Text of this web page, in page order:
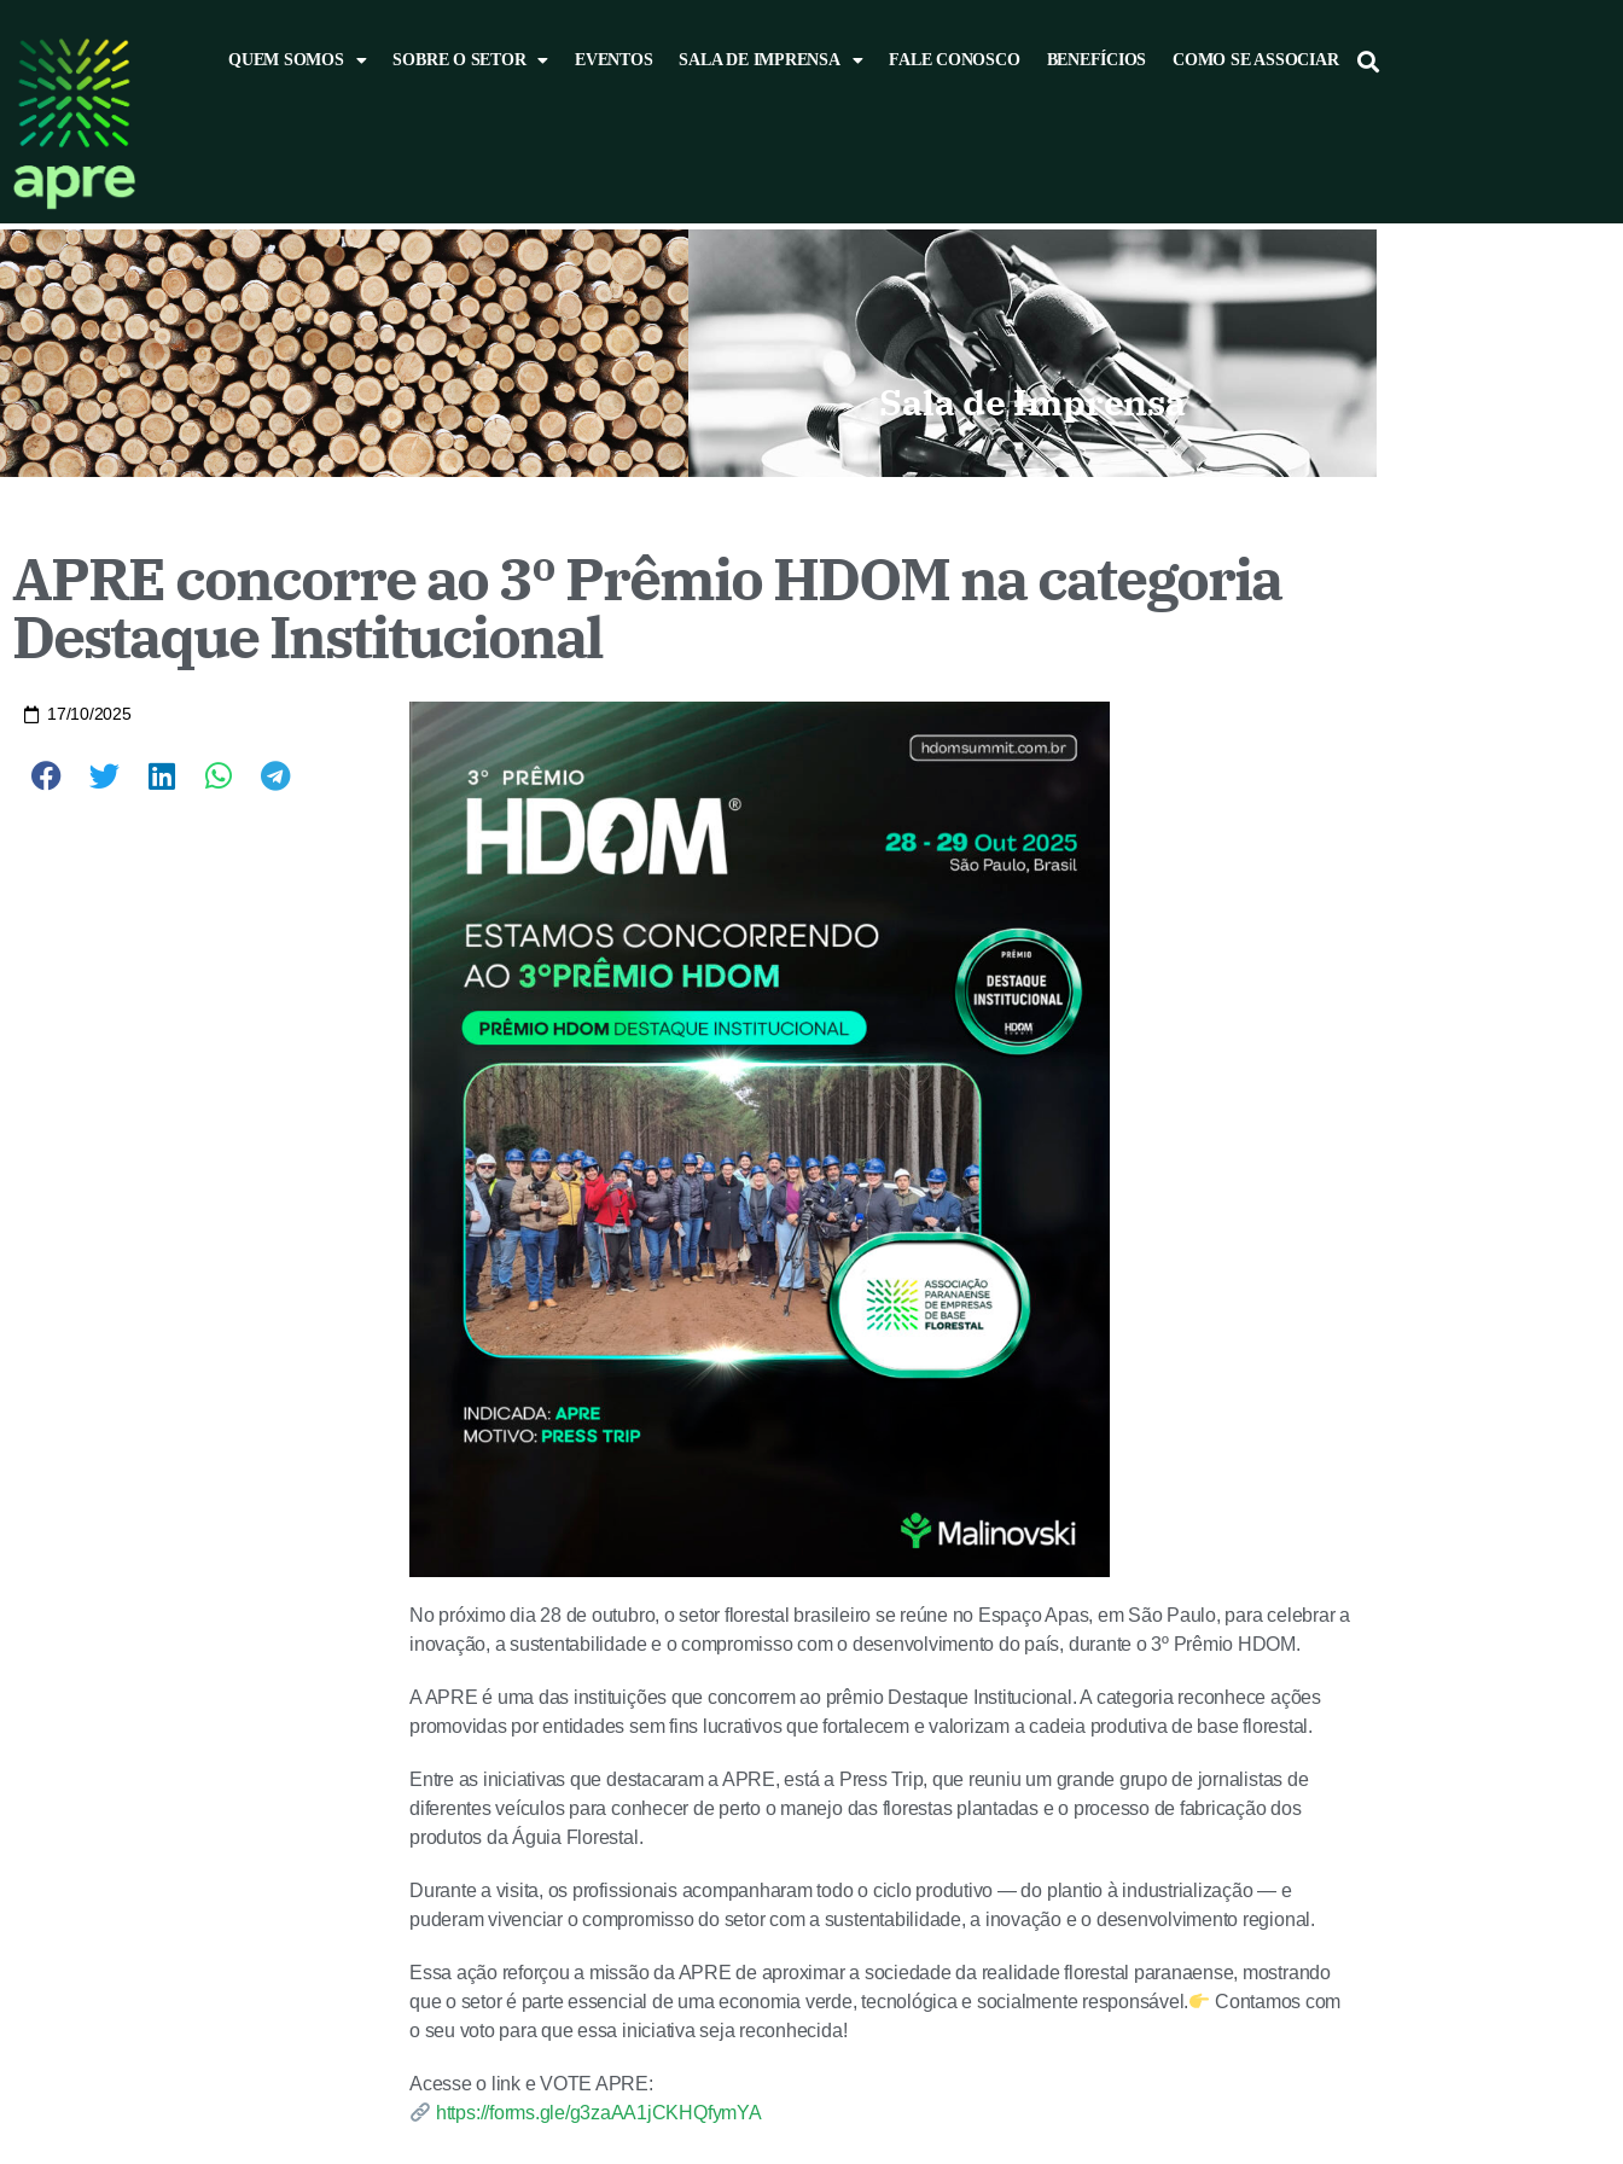
QUEM SOMOS SOBRE O SETOR EVENTOS SALA DE IMPRENSA FALE CONOSCO BENEFÍCIOS COMO SE ASSOCIAR
Sala de Imprensa
APRE concorre ao 3º Prêmio HDOM na categoria
Destaque Institucional
17/10/2025
No próximo dia 28 de outubro, o setor florestal brasileiro se reúne no Espaço Apas, em São Paulo, para celebrar a
inovação, a sustentabilidade e o compromisso com o desenvolvimento do país, durante o 3º Prêmio HDOM.
A APRE é uma das instituições que concorrem ao prêmio Destaque Institucional. A categoria reconhece ações
promovidas por entidades sem fins lucrativos que fortalecem e valorizam a cadeia produtiva de base florestal.
Entre as iniciativas que destacaram a APRE, está a Press Trip, que reuniu um grande grupo de jornalistas de
diferentes veículos para conhecer de perto o manejo das florestas plantadas e o processo de fabricação dos
produtos da Águia Florestal.
Durante a visita, os profissionais acompanharam todo o ciclo produtivo — do plantio à industrialização — e
puderam vivenciar o compromisso do setor com a sustentabilidade, a inovação e o desenvolvimento regional.
Essa ação reforçou a missão da APRE de aproximar a sociedade da realidade florestal paranaense, mostrando
que o setor é parte essencial de uma economia verde, tecnológica e socialmente responsável.
Contamos com
o seu voto para que essa iniciativa seja reconhecida!
Acesse o link e VOTE APRE:
https://forms.gle/g3zaAA1jCKHQfymYA